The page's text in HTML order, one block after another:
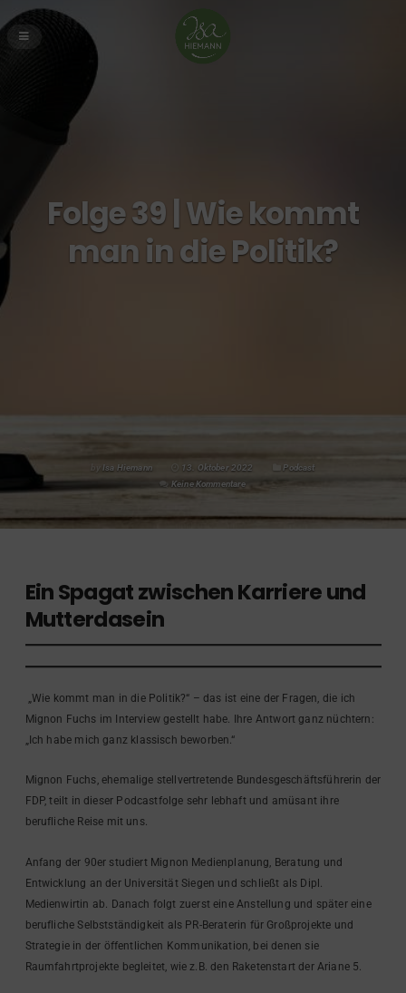
Folge 39 | Wie kommt
man in die Politik?
Isa Hiemann 13. Oktober 2022
Podcast
Keine Kommentare
Ein Spagat zwischen Karriere und
Mutterdasein
„Wie kommt man in die Politik?“ – das ist eine der Fragen, die ich
Mignon Fuchs im Interview gestellt habe. Ihre Antwort ganz nüchtern:
„Ich habe mich ganz klassisch beworben.“
Mignon Fuchs, ehemalige stellvertretende Bundesgeschäftsführerin der
FDP, teilt in dieser Podcastfolge sehr lebhaft und amüsant ihre
berufliche Reise mit uns.
Anfang der 90er studiert Mignon Medienplanung, Beratung und
Entwicklung an der Universität Siegen und schließt als Dipl.
Medienwirtin ab. Danach folgt zuerst eine Anstellung und später eine
berufliche Selbstständigkeit als PR-Beraterin für Großprojekte und
Strategie in der öffentlichen Kommunikation, bei denen sie
Raumfahrtprojekte begleitet, wie z.B. den Raketenstart der Ariane 5.